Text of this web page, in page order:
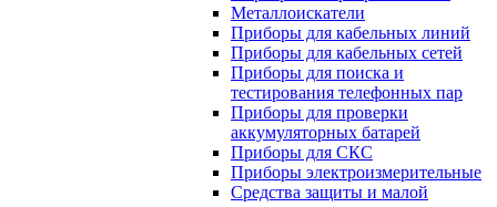
Металлоискатели
Приборы для кабельных линий
Приборы для кабельных сетей
Приборы для поиска и
тестирования телефонных пар
Приборы для проверки
аккумуляторных батарей
Приборы для СКС
Приборы электроизмерительные
Средства защиты и малой